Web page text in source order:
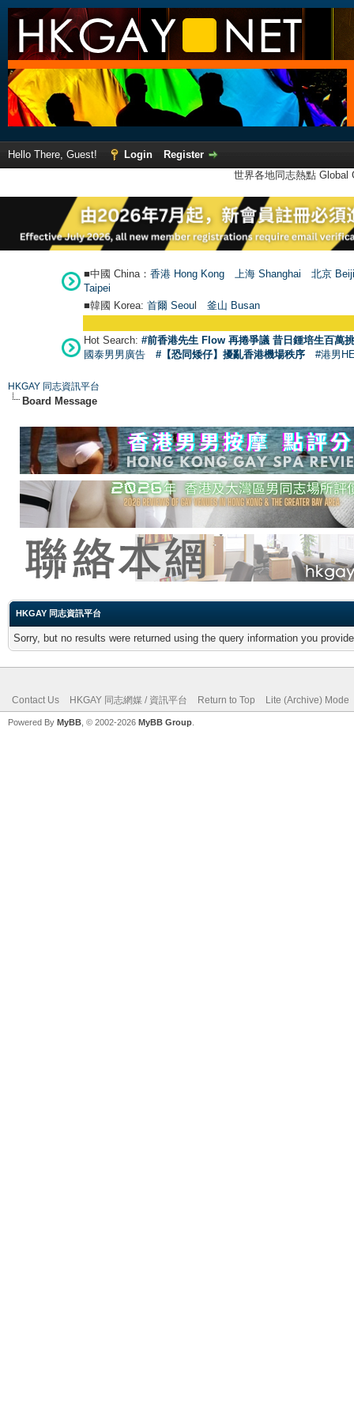
Hello There, Guest! Login
Register
世界各地同志熱點
■中國 China： 香港 Hong Kong 上海 Shanghai
北京
Taipei
■韓國 Korea: 首爾 Seoul 釜山 Busan
Hot Search: #前香港先生 Flow 再捲爭議 昔日鍾培生百萬
國泰男男廣告
#【恐同矮仔】擾亂香港機場秩序 #港男
HKGAY 同志資訊平台
Board Message
HKGAY 同志資訊平台
Sorry, but no results were returned using the query information you
Contact Us HKGAY 同志網媒 / 資訊平台 Return to Top Lite (Archive) Mode
Powered By MyBB , © 2002-2026 MyBB Group